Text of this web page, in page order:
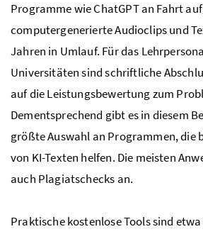
Programme wie ChatGPT an Fahrt
computergenerierte Audioclips und
Jahren in Umlauf. Für das
Universitäten sind schriftliche
auf die Leistungsbewertung zum
Dementsprechend gibt es in diesem
größte Auswahl an Programmen, die
von KI-Texten helfen. Die meisten
auch Plagiatschecks an.
Praktische kostenlose Tools sind etwa